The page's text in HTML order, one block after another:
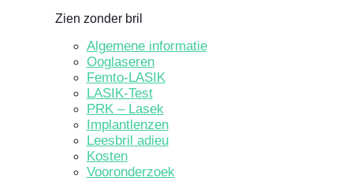
Zien zonder bril
Algemene informatie
Ooglaseren
Femto-LASIK
LASIK-Test
PRK – Lasek
Implantlenzen
Leesbril adieu
Kosten
Vooronderzoek